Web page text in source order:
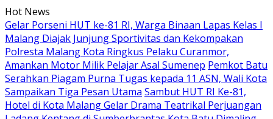
Langsung
ke
konten
Hot News
Gelar Porseni HUT ke-81 RI, Warga Binaan Lapas Kelas I
Malang Diajak Junjung Sportivitas dan Kekompakan
Polresta Malang Kota Ringkus Pelaku Curanmor,
Amankan Motor Milik Pelajar Asal Sumenep Pemkot Batu
Serahkan Piagam Purna Tugas kepada 11 ASN, Wali Kota
Sampaikan Tiga Pesan Utama Sambut HUT RI Ke-81,
Hotel di Kota Malang Gelar Drama Teatrikal Perjuangan